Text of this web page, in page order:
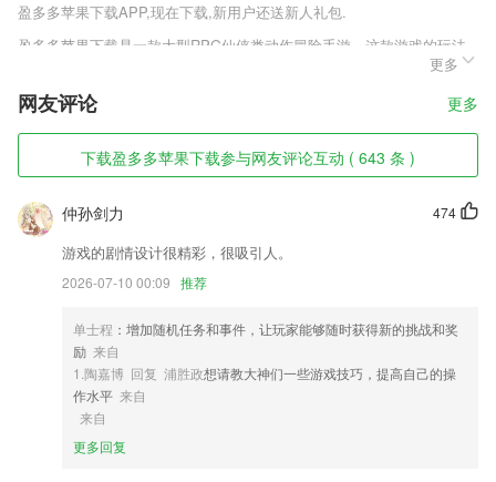
盈多多苹果下载APP,现在下载,新用户还送新人礼包.
盈多多苹果下载是一款大型RPG仙侠类动作冒险手游，这款游戏的玩法
是非常多的，只不过这些玩法是需要玩家通过提等级来开启，而且玩家的
等级越高玩家的发展空间就越多，只要游戏中的玩法多了，玩家能够获取
资源的地方也就慢慢增加了。
盈多多苹果下载软件特色
1,一个家庭一个方案，根据问题的不同成因进行个性化定制，针对性改善
家庭成员问题。
2,超多简历都可以实时制作，制作后还可以让你随时针对感兴趣的工作快
速投递。
3,使用简便：去除多余的功能，老人小孩可以快速上手。
4,支撑所有具有dlna、airplay协议的设备
5,用字幕说视频制作,手机就能把你的语音内容秒变爆款文字动画
6,沟通技能——方案内容有不明白的地方，只需要轻轻动一动手指，点击
发布者信息，一键拨号，咱们电话聊。
盈多多苹果下载软件优势
更多
网友评论 更多
下载盈多多苹果下载参与网友评论互动 ( 643 条 )
474
仲孙剑力
游戏的剧情设计很精彩，很吸引人。
2026-07-10 00:09 推荐
单士程 ：增加随机任务和事件，让玩家能够随时获得新的挑战和奖
励 来自
1.陶嘉博 回复 浦胜政想请教大神们一些游戏技巧，提高自己的操
作水平 来自
来自
更多回复